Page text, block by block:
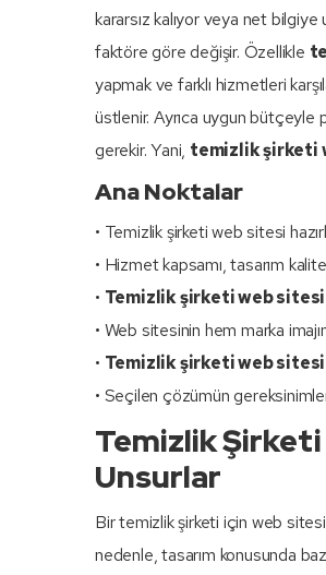
kararsız kalıyor veya net
faktöre göre değişir. Özellikle
yapmak ve farklı hizmetleri
üstlenir. Ayrıca uygun
gerekir. Yani, temizlik şirketi
Ana Noktalar
• Temizlik şirketi web sitesi
• Hizmet kapsamı, tasarım
• Temizlik şirketi web sitesi
• Web sitesinin hem marka
• Temizlik şirketi web
• Seçilen çözümün
Temizlik Şirketi
Unsurlar
Bir temizlik şirketi için web sitesi
nedenle, tasarım konusunda